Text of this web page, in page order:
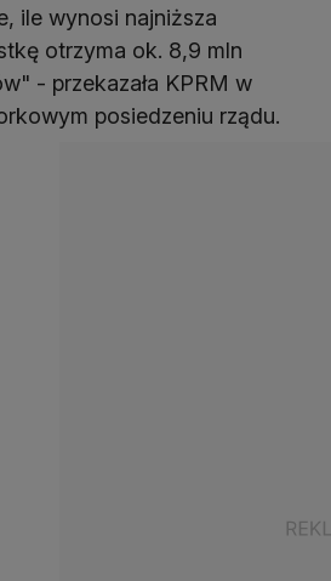
ile wynosi najniższa
otrzyma ok. 8,9 mln
- przekazała KPRM w
posiedzeniu rządu.